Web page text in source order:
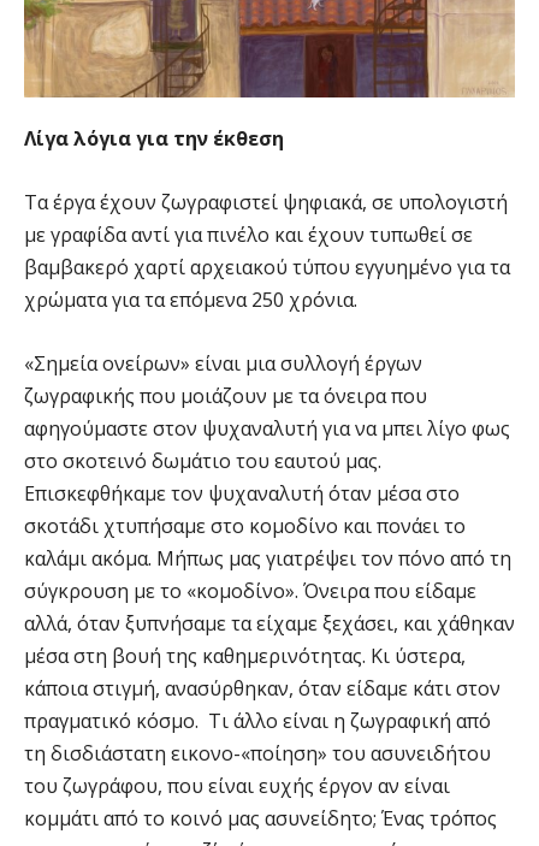
Λίγα λόγια για την έκθεση
Τα έργα έχουν ζωγραφιστεί ψηφιακά, σε υπολογιστή
με γραφίδα αντί για πινέλο και έχουν τυπωθεί σε
βαμβακερό χαρτί αρχειακού τύπου εγγυημένο για τα
χρώματα για τα επόμενα 250 χρόνια.
«Σημεία ονείρων» είναι μια συλλογή έργων
ζωγραφικής που μοιάζουν με τα όνειρα που
αφηγούμαστε στον ψυχαναλυτή για να μπει λίγο φως
στο σκοτεινό δωμάτιο του εαυτού μας.
Επισκεφθήκαμε τον ψυχαναλυτή όταν μέσα στο
σκοτάδι χτυπήσαμε στο κομοδίνο και πονάει το
καλάμι ακόμα. Μήπως μας γιατρέψει τον πόνο από τη
σύγκρουση με το «κομοδίνο». Όνειρα που είδαμε
αλλά, όταν ξυπνήσαμε τα είχαμε ξεχάσει, και χάθηκαν
μέσα στη βουή της καθημερινότητας. Κι ύστερα,
κάποια στιγμή, ανασύρθηκαν, όταν είδαμε κάτι στον
πραγματικό κόσμο. Τι άλλο είναι η ζωγραφική από
τη δισδιάστατη εικονο-«ποίηση» του ασυνειδήτου
του ζωγράφου, που είναι ευχής έργον αν είναι
κομμάτι από το κοινό μας ασυνείδητο; Ένας τρόπος